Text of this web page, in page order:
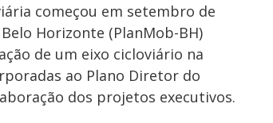
começou em setembro de
Horizonte (PlanMob-BH)
de um eixo cicloviário na
ao Plano Diretor do
dos projetos executivos.